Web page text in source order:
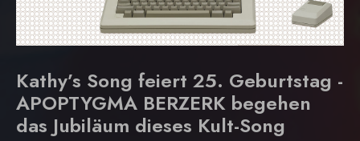
Kathy’s Song feiert 25. Geburtstag -
APOPTYGMA BERZERK begehen
das Jubiläum dieses Kult-Song